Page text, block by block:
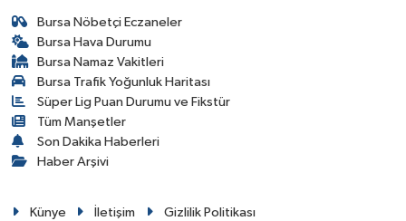
Bursa Nöbetçi Eczaneler
Bursa Hava Durumu
Bursa Namaz Vakitleri
Bursa Trafik Yoğunluk Haritası
Süper Lig Puan Durumu ve Fikstür
Tüm Manşetler
Son Dakika Haberleri
Haber Arşivi
Künye İletişim
Gizlilik Politikası